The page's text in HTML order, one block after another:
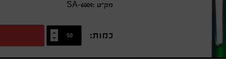
מק״ט :SA-6009
כמות: